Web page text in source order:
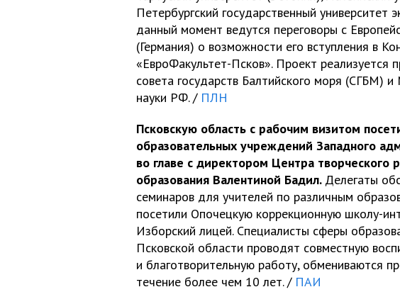
Петербургский государственный университет
данный момент ведутся переговоры с
(Германия) о возможности его вступления в
«ЕвроФакультет-Псков». Проект реализуется
совета государств Балтийского моря (СГБМ)
науки РФ. / ПЛН
Псковскую область с рабочим визитом
образовательных учреждений Западного
во главе с директором Центра творческого
образования Валентиной Бадил. Делегаты
семинаров для учителей по различным
посетили Опочецкую коррекционную школу-
Изборский лицей. Специалисты сферы
Псковской области проводят совместную
и благотворительную работу, обмениваются
течение более чем 10 лет. / ПАИ